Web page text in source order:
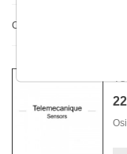
Choisissez